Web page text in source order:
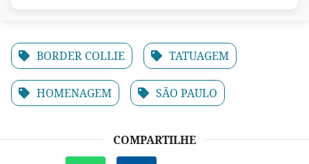
BORDER COLLIE TATUAGEM
HOMENAGEM SÃO PAULO
COMPARTILHE